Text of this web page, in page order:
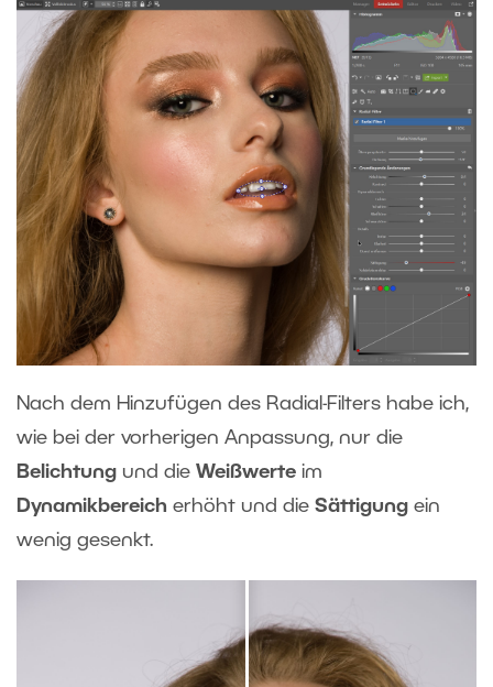
Nach dem Hinzufügen des Radial-Filters habe ich,
wie bei der vorherigen Anpassung, nur die
Belichtung und die Weißwerte im
Dynamikbereich erhöht und die Sättigung ein
wenig gesenkt.